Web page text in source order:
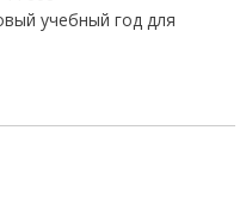
учебный год для